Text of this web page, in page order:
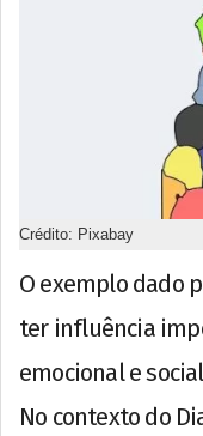
Crédito: Pixabay
O exemplo dado
ter influência
emocional e
No contexto do